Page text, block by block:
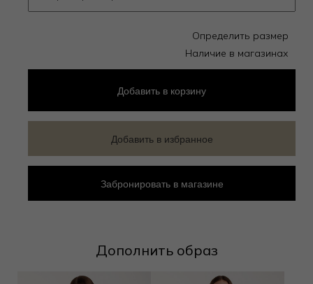
Дополнить образ
Определить размер
Наличие в магазинах
Добавить в корзину
Добавить в избранное
Забронировать в магазине